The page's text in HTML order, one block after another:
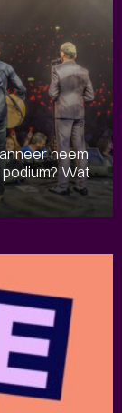
neem
Wat